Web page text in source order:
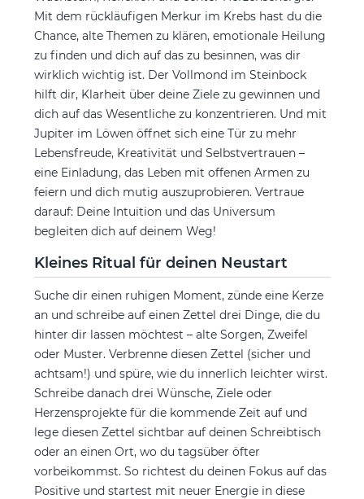
Mit dem rückläufigen Merkur im Krebs hast du die
Chance, alte Themen zu klären, emotionale Heilung
zu finden und dich auf das zu besinnen, was dir
wirklich wichtig ist. Der Vollmond im Steinbock
hilft dir, Klarheit über deine Ziele zu gewinnen und
dich auf das Wesentliche zu konzentrieren. Und mit
Jupiter im Löwen öffnet sich eine Tür zu mehr
Lebensfreude, Kreativität und Selbstvertrauen –
eine Einladung, das Leben mit offenen Armen zu
feiern und dich mutig auszuprobieren. Vertraue
darauf: Deine Intuition und das Universum
begleiten dich auf deinem Weg!
Kleines Ritual für deinen Neustart
Suche dir einen ruhigen Moment, zünde eine Kerze
an und schreibe auf einen Zettel drei Dinge, die du
hinter dir lassen möchtest – alte Sorgen, Zweifel
oder Muster. Verbrenne diesen Zettel (sicher und
achtsam!) und spüre, wie du innerlich leichter wirst.
Schreibe danach drei Wünsche, Ziele oder
Herzensprojekte für die kommende Zeit auf und
lege diesen Zettel sichtbar auf deinen Schreibtisch
oder an einen Ort, wo du tagsüber öfter
vorbeikommst. So richtest du deinen Fokus auf das
Positive und startest mit neuer Energie in diese